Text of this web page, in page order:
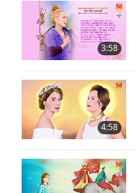
3:58
4:58